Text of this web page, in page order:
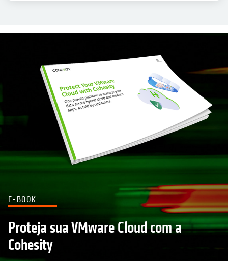
E-BOOK
Proteja sua VMware Cloud com a
Cohesity
OPENS IN A NEW TAB